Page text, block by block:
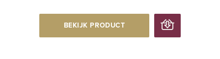
BEKIJK PRODUCT